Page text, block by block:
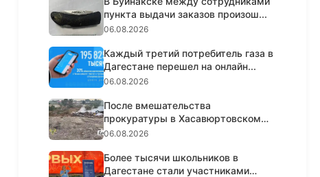
пункта выдачи заказов произош...
06.08.2026
Каждый третий потребитель газа в
Дагестане перешел на онлайн...
06.08.2026
После вмешательства
прокуратуры в Хасавюртовском
районе ликв...
06.08.2026
Более тысячи школьников в
Дагестане стали участниками